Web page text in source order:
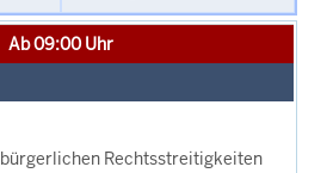
Ab 09:00 Uhr
Rechtsstreitigkeiten